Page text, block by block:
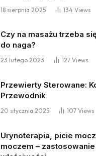
18 sierpnia 2025 134 Views
Czy na masażu trzeba
do naga?
23 lutego 2023 127 Views
Przewierty Sterowane:
Przewodnik
20 stycznia 2025 107 Views
Urynoterapia, picie
moczem – zastosowanie